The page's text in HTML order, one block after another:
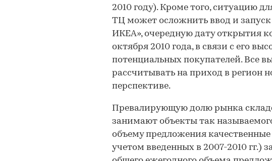
2010 году). Кроме того, ситуацию
ТЦ может осложнить ввод и
ИКЕА», очередную дату открытия
октября 2010 года, в связи с его
потенциальных покупателей. Все
рассчитывать на приход в регион
перспективе.
Превалирующую долю рынка
занимают объекты так
объему предложения
учетом введенных в 2007-2010 гг.)